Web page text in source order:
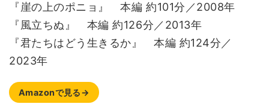
『崖の上のポニョ』 本編 約101分／2008年
『風立ちぬ』 本編 約126分／2013年
『君たちはどう生きるか』 本編 約124分／
2023年
Amazonで見る→